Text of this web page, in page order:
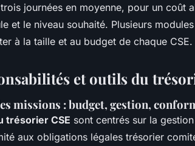
trois journées en moyenne, pour un coût
et le niveau souhaité. Plusieurs
à la taille et au budget de chaque CSE.
et outils du
missions : budget, gestion,
trésorier CSE sont centrés sur la
aux obligations légales trésorier